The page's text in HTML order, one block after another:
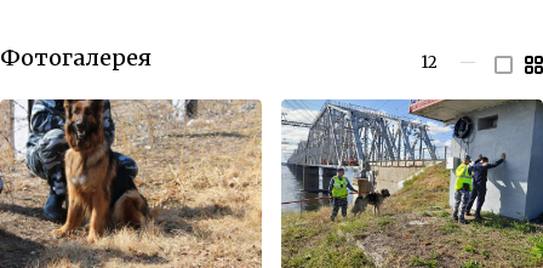
Фотогалерея 12 —